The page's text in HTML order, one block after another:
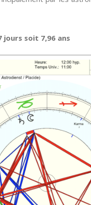
jours soit 7,96 ans